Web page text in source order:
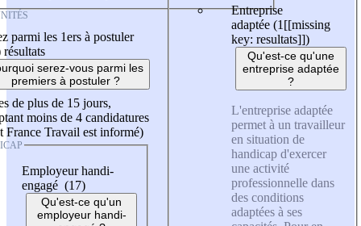
parmi les 1ers à postuler
résultats
serez-vous parmi les
premiers à postuler ?
de plus de 15 jours,
moins de 4 candidatures
France Travail est informé)
Employeur handi-
engagé (17)
Qu'est-ce qu'un
employeur handi-
Entreprise
adaptée (1 [[missing
key: resultats]])
Qu'est-ce qu'une
entreprise adaptée
?
L'entreprise adaptée
permet à un travailleur
en situation de
handicap d'exercer
une activité
professionnelle dans
des conditions
adaptées à ses